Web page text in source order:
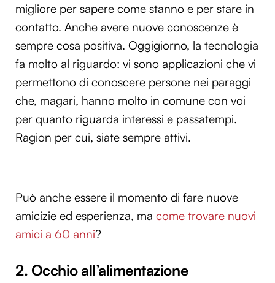
migliore per sapere come stanno e per stare in
contatto. Anche avere nuove conoscenze è
sempre cosa positiva. Oggigiorno, la tecnologia
fa molto al riguardo: vi sono applicazioni che vi
permettono di conoscere persone nei paraggi
che, magari, hanno molto in comune con voi
per quanto riguarda interessi e passatempi.
Ragion per cui, siate sempre attivi.
Può anche essere il momento di fare nuove
amicizie ed esperienza, ma come trovare nuovi
amici a 60 anni?
2. Occhio all’alimentazione